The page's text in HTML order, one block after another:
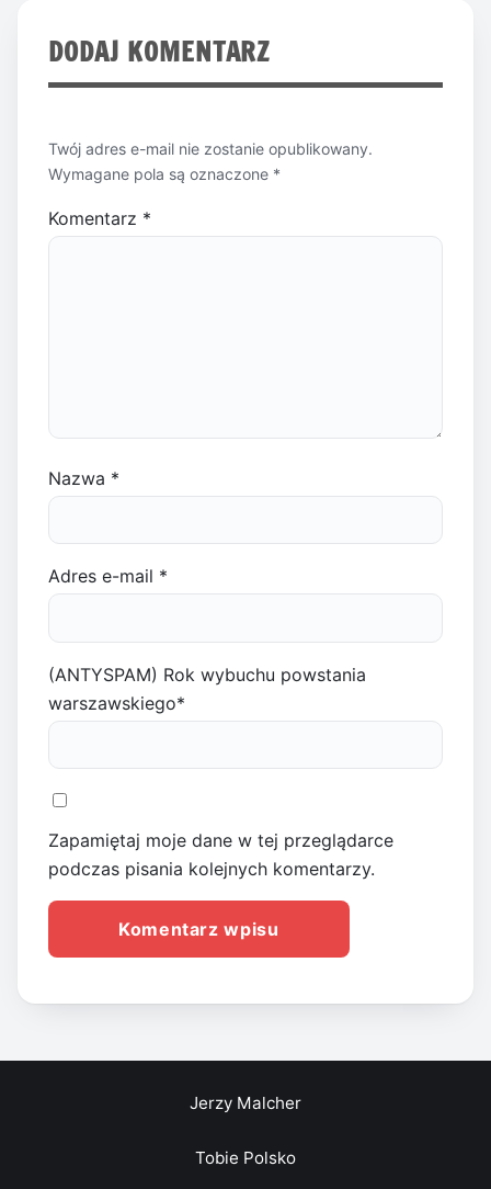
DODAJ KOMENTARZ
Twój adres e-mail nie zostanie opublikowany.
Wymagane pola są oznaczone *
Komentarz *
Nazwa *
Adres e-mail *
(ANTYSPAM) Rok wybuchu powstania
warszawskiego*
Zapamiętaj moje dane w tej przeglądarce
podczas pisania kolejnych komentarzy.
Jerzy Malcher
Tobie Polsko